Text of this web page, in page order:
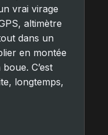
vrai virage
altimètre
dans un
en montée
C’est
longtemps,